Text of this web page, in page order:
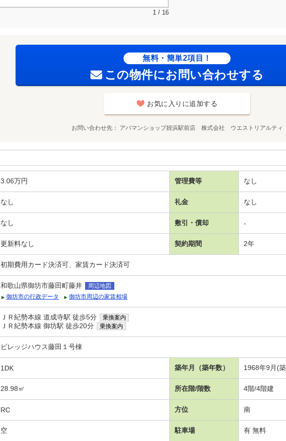
1 / 16
無料・簡単2項目！
この物件にお問い合わせする
お気に入りに追加する
お問い合わせ先 アパマンショップ姪浜駅前店 株式会社 ウエストリアルティ
3.06万円 管理費等 なし
なし 礼金 なし
なし 敷引・償却 -
更新料なし 契約期間 2年
初期費用カード決済可、家賃カード決済可
和歌山県御坊市藤田町藤井
周辺地図
御坊市の行政データ
御坊市周辺の家賃相場
ＪＲ紀勢本線 道成寺駅 徒歩5分 乗換案内
ＪＲ紀勢本線 御坊駅 徒歩20分 乗換案内
ビレッジハウス藤田１号棟
1DK 築年月（築年数） 1968年9月(
28.98㎡ 所在階/階数 4階/4階建
RC 方位 南
空 駐車場 有 無料